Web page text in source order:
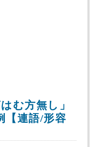
む方無し」
【連語/形容